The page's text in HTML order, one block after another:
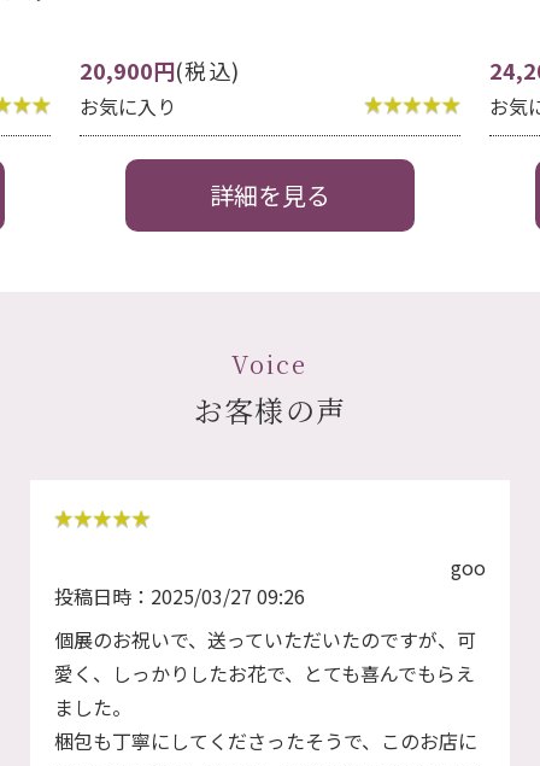
24,200円(税込)
お気に入り
詳細を見る
お気
Voice
お客様の声
goo
投稿日時：2025/03/27 09:26
個展のお祝いで、送っていただいたのですが、可
愛く、しっかりしたお花で、とても喜んでもらえ
ました。
梱包も丁寧にしてくださったそうで、このお店に